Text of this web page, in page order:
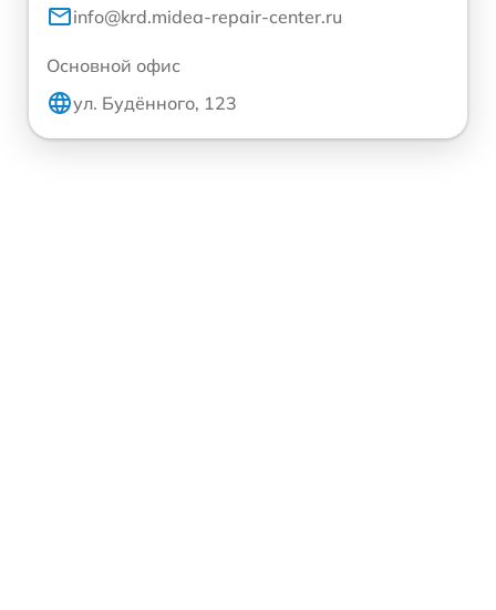
info@krd.midea-repair-center.ru
Основной офис
ул. Будённого, 123